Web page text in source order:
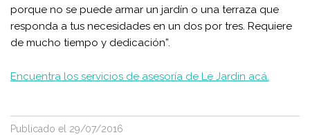
porque no se puede armar un jardín o una terraza que
responda a tus necesidades en un dos por tres. Requiere
de mucho tiempo y dedicación”.
Encuentra los servicios de asesoría de Le Jardin acá.
Publicado el 29/07/2016